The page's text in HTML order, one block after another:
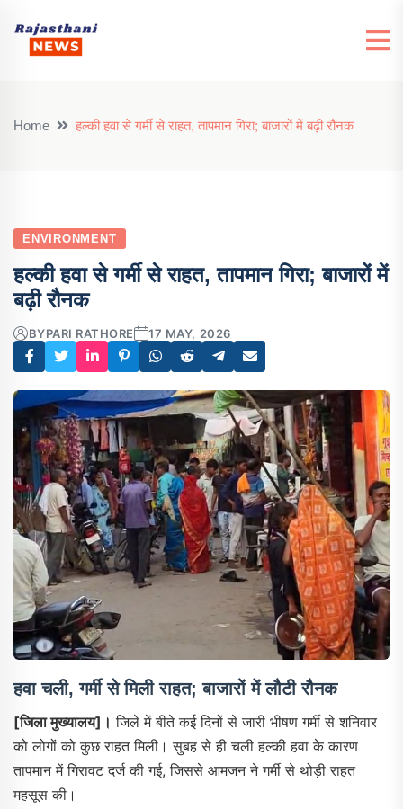
Home हल्की हवा से गर्मी से राहत, तापमान गिरा; बाजारों में बढ़ी रौनक
ENVIRONMENT
हल्की हवा से गर्मी से राहत, तापमान गिरा; बाजारों में
बढ़ी रौनक
BYPARI RATHORE 17 MAY, 2026
हवा चली, गर्मी से मिली राहत; बाजारों में लौटी रौनक
[जिला मुख्यालय]। जिले में बीते कई दिनों से जारी भीषण गर्मी से शनिवार
को लोगों को कुछ राहत मिली। सुबह से ही चली हल्की हवा के कारण
तापमान में गिरावट दर्ज की गई, जिससे आमजन ने गर्मी से थोड़ी राहत
महसूस की।